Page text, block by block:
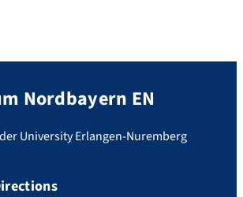
Nordbayern EN
University Erlangen-Nuremberg